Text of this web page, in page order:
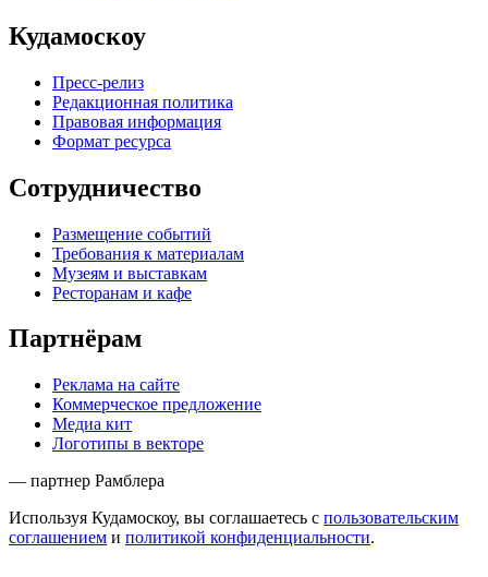
Кудамоскоу
Пресс-релиз
Редакционная политика
Правовая информация
Формат ресурса
Сотрудничество
Размещение событий
Требования к материалам
Музеям и выставкам
Ресторанам и кафе
Партнёрам
Реклама на сайте
Коммерческое предложение
Медиа кит
Логотипы в векторе
— партнер Рамблера
Используя Кудамоскоу, вы соглашаетесь с пользовательским
соглашением и политикой конфиденциальности.